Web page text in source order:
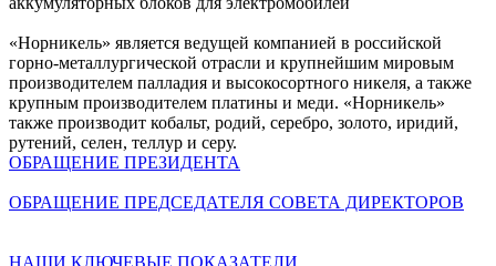
«Норникель» является ведущей компанией в российской
горно-металлургической отрасли и крупнейшим мировым
производителем палладия и высокосортного никеля, а также
крупным производителем платины и меди. «Норникель»
также производит кобальт, родий, серебро, золото, иридий,
рутений, селен, теллур и серу.
ОБРАЩЕНИЕ ПРЕЗИДЕНТА
ОБРАЩЕНИЕ ПРЕДСЕДАТЕЛЯ СОВЕТА ДИРЕКТОРОВ
НАШИ КЛЮЧЕВЫЕ ПОКАЗАТЕЛИ